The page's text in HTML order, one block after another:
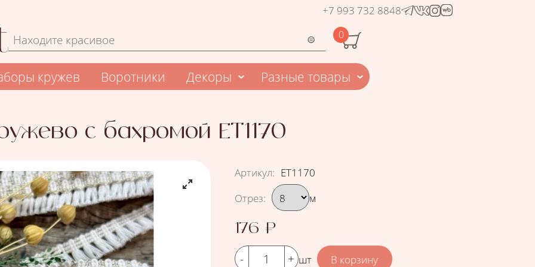
+7 993 732 8848
Форма поиска
Поиск 0
кружев Воротники Декоры Разные товары
с бахромой ЕТ1170
Артикул: ЕТ1170
Подобрать вариант
Отрез: м
Цена
176 ₽
Кол-во шт